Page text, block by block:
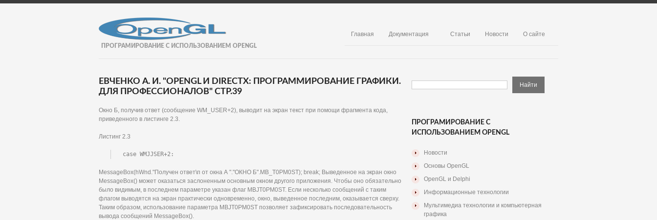
ПРОГРАМИРОВАНИЕ С ИСПОЛЬЗОВАНИЕМ OPENGL
Главная Документация Статьи Новости О сайте
ЕВЧЕНКО А. И. "OPENGL И DIRECTX: ПРОГРАММИРОВАНИЕ ГРАФИКИ.
ДЛЯ ПРОФЕССИОНАЛОВ" СТР.39
Окно Б, получив ответ (сообщение WM_USER+2), выводит на экран текст при помощи фрагмента кода,
приведенного в листинге 2.3.
Листинг 2.3
case WMJJSER+2:
MessageBox(hWnd."Получен ответ\п от окна А "."ОКНО Б".MB_T0PM0ST); break; Выведенное на экран окно
MessageBox() может оказаться заслоненным основным окном другого приложения. Чтобы оно обязательно
было видимым, в последнем параметре указан флаг MBJT0PM0ST. Если несколько сообщений с таким
флагом выводятся на экран практически одновременно, окно, выведенное последним, оказывается сверху.
Таким образом, использование параметра MBJT0PM0ST позволяет зафиксировать последовательность
вывода сообщений MessageBox().
ПРОГРАМИРОВАНИЕ С
ИСПОЛЬЗОВАНИЕМ OPENGL
Новости
Основы OpenGL
OpenGL и Delphi
Информационные технологии
Мультимедиа технологии и компьютерная
графика